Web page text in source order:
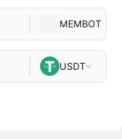
MEMBOT
USDT